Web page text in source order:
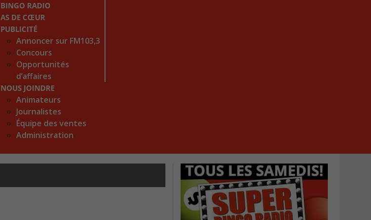
BINGO RADIO
AS DE CŒUR
PUBLICITÉ
Annoncer sur FM103,3
Concours
Opportunités
d’affaires
NOUS JOINDRE
Animateurs
Journalistes
Équipe des ventes
Administration